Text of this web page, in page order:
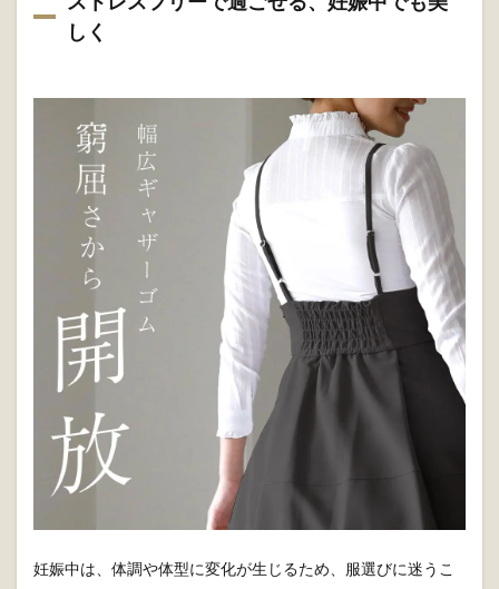
しく
妊娠中は、体調や体型に変化が生じるため、服選びに迷うこ